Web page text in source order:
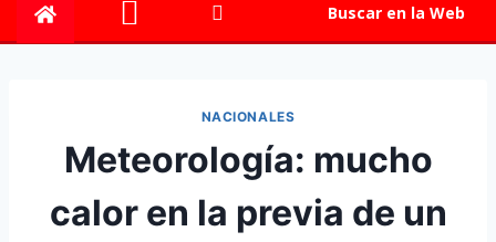
Buscar en la Web
NACIONALES
Meteorología: mucho
calor en la previa de un